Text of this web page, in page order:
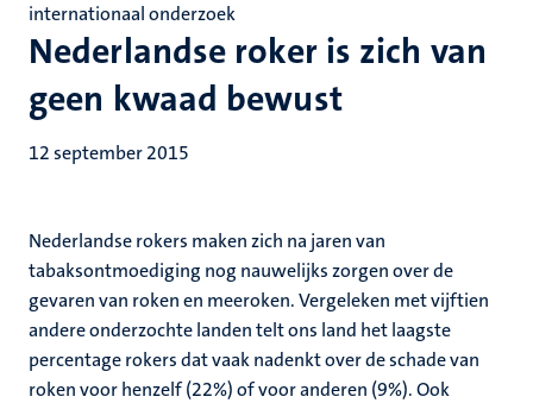
Nederlandse roker is zich van
geen kwaad bewust
internationaal onderzoek
12 september 2015
Nederlandse rokers maken zich na jaren van
tabaksontmoediging nog nauwelijks zorgen over de
gevaren van roken en meeroken. Vergeleken met vijftien
andere onderzochte landen telt ons land het laagste
percentage rokers dat vaak nadenkt over de schade van
roken voor henzelf (22%) of voor anderen (9%). Ook